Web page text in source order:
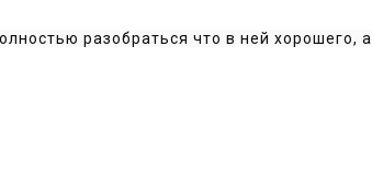
разобраться что в ней хорошего, а